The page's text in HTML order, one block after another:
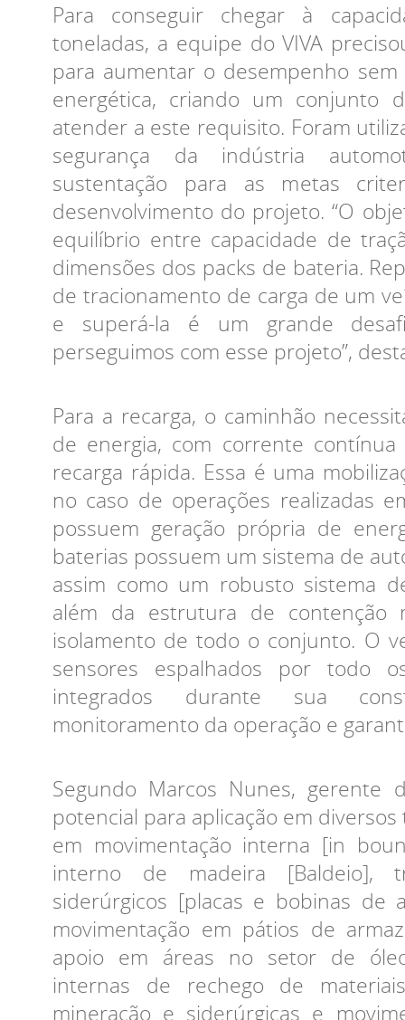
Para conseguir chegar à
toneladas, a equipe do VIVA
para aumentar o desempenho
energética, criando um conjunto
atender a este requisito. Foram
segurança da indústria
sustentação para as metas
desenvolvimento do projeto. “O
equilíbrio entre capacidade de
dimensões dos packs de bateria.
de tracionamento de carga de um
e superá-la é um grande
perseguimos com esse projeto”,
Para a recarga, o caminhão
de energia, com corrente
recarga rápida. Essa é uma
no caso de operações realizadas
possuem geração própria de
baterias possuem um sistema de
assim como um robusto sistema
além da estrutura de contenção
isolamento de todo o conjunto. O
sensores espalhados por todo
integrados durante sua
monitoramento da operação e
Segundo Marcos Nunes, gerente
potencial para aplicação em
em movimentação interna [in
interno de madeira [Baldeio],
siderúrgicos [placas e bobinas de
movimentação em pátios de
apoio em áreas no setor de
internas de rechego de
mineração e siderúrgicas e